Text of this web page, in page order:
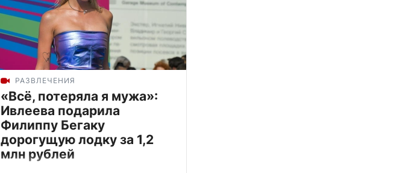
РАЗВЛЕЧЕНИЯ
«Всё, потеряла я мужа»:
Ивлеева подарила
Филиппу Бегаку
дорогущую лодку за 1,2
млн рублей